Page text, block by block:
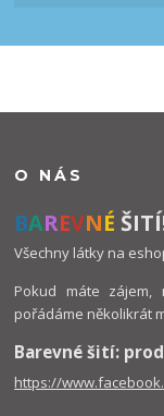
O NÁS
BAREVNÉ
Všechny látky na
Pokud máte
pořádáme několikrát
Barevné šití:
https://